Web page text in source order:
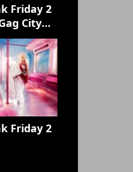
Friday 2
City
Edition)
Friday 2